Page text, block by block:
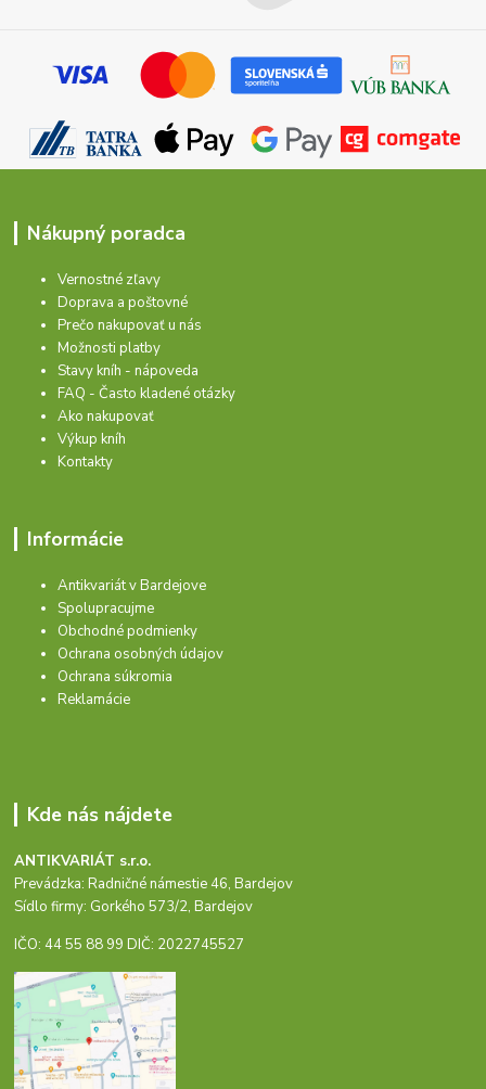
Nákupný poradca
Vernostné zľavy
Doprava a poštovné
Prečo nakupovať u nás
Možnosti platby
Stavy kníh - nápoveda
FAQ - Často kladené otázky
Ako nakupovať
Výkup kníh
Kontakty
Informácie
Antikvariát v Bardejove
Spolupracujme
Obchodné podmienky
Ochrana osobných údajov
Ochrana súkromia
Reklamácie
Kde nás nájdete
ANTIKVARIÁT s.r.o.
Prevádzka: Radničné námestie 46, Bardejov
Sídlo firmy: Gorkého 573/2, Bardejov
IČO: 44 55 88 99 DIČ: 2022745527